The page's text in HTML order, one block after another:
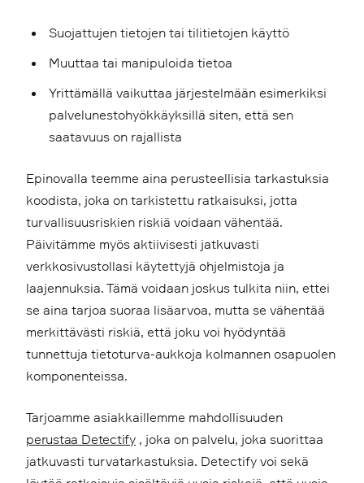
Suojattujen tietojen tai tilitietojen käyttö
Muuttaa tai manipuloida tietoa
Yrittämällä vaikuttaa järjestelmään esimerkiksi
palvelunestohyökkäyksillä siten, että sen
saatavuus on rajallista
Epinovalla teemme aina perusteellisia tarkastuksia
koodista, joka on tarkistettu ratkaisuksi, jotta
turvallisuusriskien riskiä voidaan vähentää.
Päivitämme myös aktiivisesti jatkuvasti
verkkosivustollasi käytettyjä ohjelmistoja ja
laajennuksia. Tämä voidaan joskus tulkita niin, ettei
se aina tarjoa suoraa lisäarvoa, mutta se vähentää
merkittävästi riskiä, että joku voi hyödyntää
tunnettuja tietoturva-aukkoja kolmannen osapuolen
komponenteissa.
Tarjoamme asiakkaillemme mahdollisuuden
perustaa Detectify, joka on palvelu, joka suorittaa
jatkuvasti turvatarkastuksia. Detectify voi sekä